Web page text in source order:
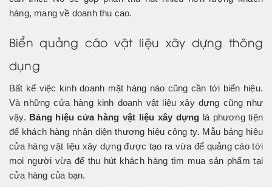
hàng, mang về doanh thu cao.
Biển quảng cáo vật liệu xây dựng thông
dụng
Bất kể việc kinh doanh mặt hàng nào cũng cần tới biển hiệu.
Và những cửa hàng kinh doanh vật liệu xây dựng cũng như
vậy. Bảng hiệu cửa hàng vật liệu xây dựng là phương tiện
để khách hàng nhận diện thương hiệu công ty. Mẫu bảng hiệu
cửa hàng vật liệu xây dựng được tạo ra vừa để quảng cáo tới
mọi người vừa để thu hút khách hàng tìm mua sản phẩm tại
cửa hàng của bạn.